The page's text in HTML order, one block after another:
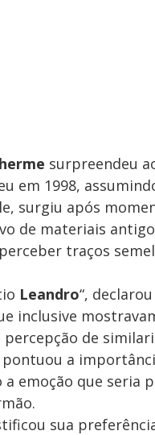
surpreendeu
em 1998,
surgiu após
de materiais
traços
Leandro“,
inclusive
de
a
emoção que seria
sua